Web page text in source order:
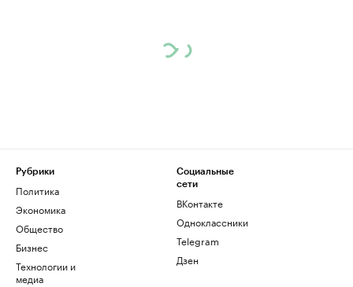
Рубрики
Политика
Экономика
Общество
Бизнес
Технологии и
медиа
Социальные
сети
ВКонтакте
Одноклассники
Telegram
Дзен